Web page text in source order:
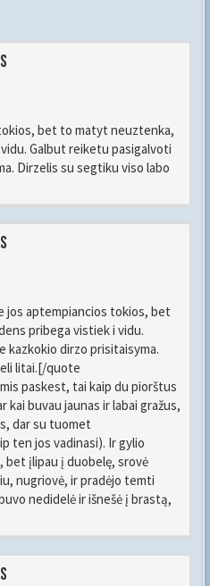
bet to matyt neuztenka,
Galbut reiketu pasigalvoti
Dirzelis su segtiku viso labo
jos aptempiancios tokios, bet
pribega vistiek i vidu.
kazkokio dirzo prisitaisyma.
litai.[/quote
paskest, tai kaip du piorštus
kai buvau jaunas ir labai gražus,
dar su tuomet
ten jos vadinasi). Ir gylio
bet įlipau į duobelę, srovė
nugriovė, ir pradėjo temti
nedidelė ir išnešė į brastą,